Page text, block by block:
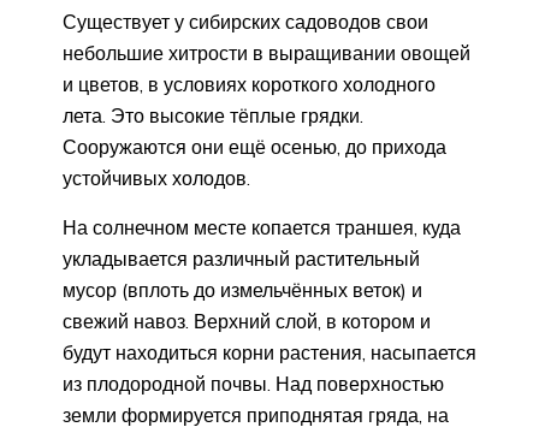
Существует у сибирских садоводов свои
небольшие хитрости в выращивании овощей
и цветов, в условиях короткого холодного
лета. Это высокие тёплые грядки.
Сооружаются они ещё осенью, до прихода
устойчивых холодов.
На солнечном месте копается траншея, куда
укладывается различный растительный
мусор (вплоть до измельчённых веток) и
свежий навоз. Верхний слой, в котором и
будут находиться корни растения, насыпается
из плодородной почвы. Над поверхностью
земли формируется приподнятая гряда, на